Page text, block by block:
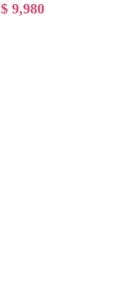
$ 9,980